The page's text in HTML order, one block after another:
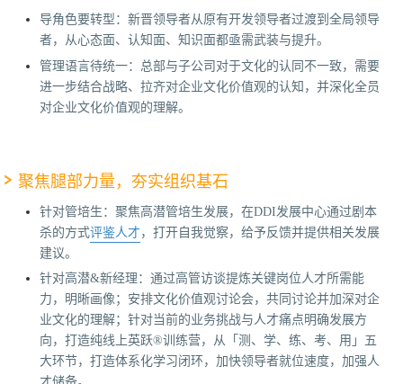
导角色要转型：新晋领导者从原有开发领导者过渡到全局领导
者，从心态面、认知面、知识面都亟需武装与提升。
管理语言待统一：总部与子公司对于文化的认同不一致，需要
进一步结合战略、拉齐对企业文化价值观的认知，并深化全员
对企业文化价值观的理解。
聚焦腿部力量，夯实组织基石
针对管培生：聚焦高潜管培生发展，在DDI发展中心通过剧本
杀的方式评鉴人才，打开自我觉察，给予反馈并提供相关发展
建议。
针对高潜&新经理：通过高管访谈提炼关键岗位人才所需能
力，明晰画像；安排文化价值观讨论会，共同讨论并加深对企
业文化的理解；针对当前的业务挑战与人才痛点明确发展方
向，打造纯线上英跃®训练营，从「测、学、练、考、用」五
大环节，打造体系化学习闭环，加快领导者就位速度，加强人